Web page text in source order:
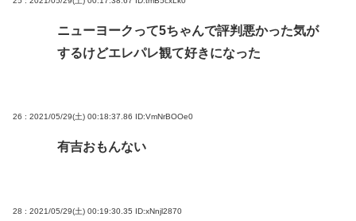
ニューヨークって5ちゃんで評判悪かった気が
するけどエレパレ観て好きになった
26 : 2021/05/29(土) 00:18:37.86 ID:VmNrBOOe0
有吉おもんない
28 : 2021/05/29(土) 00:19:30.35 ID:xNnjl2870